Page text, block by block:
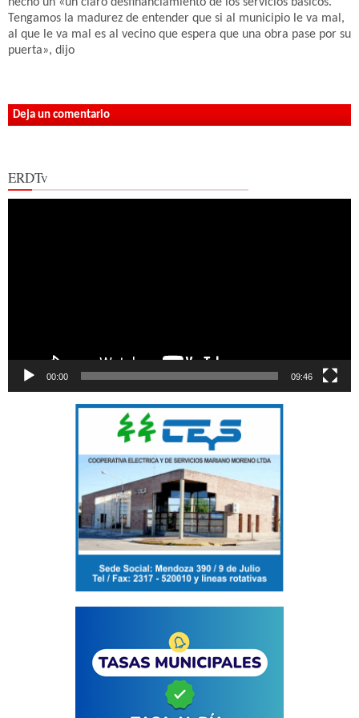
hecho un «un claro desfinanciamiento de los servicios básicos.
Tengamos la madurez de entender que si al municipio le va mal,
al que le va mal es al vecino que espera que una obra pase por su
puerta», dijo
Deja un comentario
ERDTv
00:00 09:46